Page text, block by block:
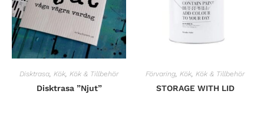
Disktrasa, Kök, Kök & Tillbehör
Disktrasa ”Njut”
Förvaring, Kök, Kök & Tillbehör
STORAGE WITH LID